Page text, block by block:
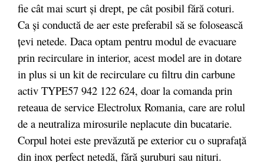
fie cât mai scurt şi drept, pe cât posibil fără coturi.
Ca şi conductă de aer este preferabil să se folosească
ţevi netede. Daca optam pentru modul de evacuare
prin recirculare in interior, acest model are in dotare
in plus si un kit de recirculare cu filtru din carbune
activ TYPE57 942 122 624, doar la comanda prin
reteaua de service Electrolux Romania, care are rolul
de a neutraliza mirosurile neplacute din bucatarie.
Corpul hotei este prevăzută pe exterior cu o suprafaţă
din inox perfect netedă, fără şuruburi sau nituri.